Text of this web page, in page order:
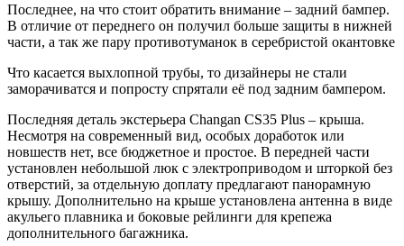
Последнее, на что стоит обратить внимание – задний бампер.
В отличие от переднего он получил больше защиты в нижней
части, а так же пару противотуманок в серебристой окантовке
Что касается выхлопной трубы, то дизайнеры не стали
заморачиватся и попросту спрятали её под задним бампером.
Последняя деталь экстерьера Changan CS35 Plus – крыша.
Несмотря на современный вид, особых доработок или
новшеств нет, все бюджетное и простое. В передней части
установлен небольшой люк с электроприводом и шторкой без
отверстий, за отдельную доплату предлагают панорамную
крышу. Дополнительно на крыше установлена антенна в виде
акульего плавника и боковые рейлинги для крепежа
дополнительного багажника.